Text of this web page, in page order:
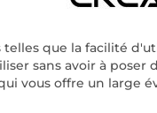
que la facilité
sans avoir à
vous offre un large